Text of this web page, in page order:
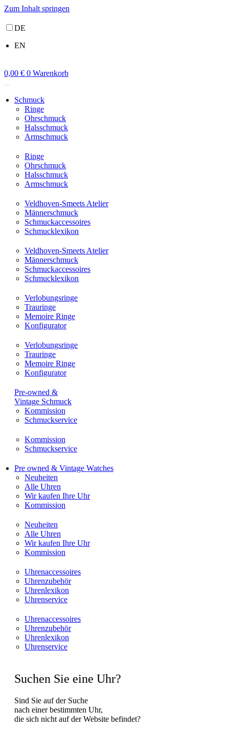
Zum Inhalt springen
DE
EN
0,00 € 0 Warenkorb
Schmuck
Ringe
Ohrschmuck
Halsschmuck
Armschmuck
Ringe
Ohrschmuck
Halsschmuck
Armschmuck
Veldhoven-Smeets Atelier
Männerschmuck
Schmuckaccessoires
Schmucklexikon
Veldhoven-Smeets Atelier
Männerschmuck
Schmuckaccessoires
Schmucklexikon
Verlobungsringe
Trauringe
Memoire Ringe
Konfigurator
Verlobungsringe
Trauringe
Memoire Ringe
Konfigurator
Pre-owned &
Vintage Schmuck
Kommission
Schmuckservice
Kommission
Schmuckservice
Pre owned & Vintage Watches
Neuheiten
Alle Uhren
Wir kaufen Ihre Uhr
Kommission
Neuheiten
Alle Uhren
Wir kaufen Ihre Uhr
Kommission
Uhrenaccessoires
Uhrenzubehör
Uhrenlexikon
Uhrenservice
Uhrenaccessoires
Uhrenzubehör
Uhrenlexikon
Uhrenservice
Suchen Sie eine Uhr?
Sind Sie auf der Suche
nach einer bestimmten Uhr,
die sich nicht auf der Website befindet?